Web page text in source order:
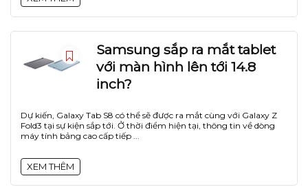
Samsung sắp ra mắt tablet
với màn hình lên tới 14.8
inch?
Dự kiến, Galaxy Tab S8 có thể sẽ được ra mắt cùng với Galaxy Z
Fold3 tại sự kiện sắp tới. Ở thời điểm hiện tại, thông tin về dòng
máy tính bảng cao cấp tiếp ...
XEM THÊM